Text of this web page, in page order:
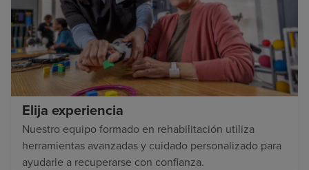
Elija experiencia
Nuestro equipo formado en rehabilitación utiliza
herramientas avanzadas y cuidado personalizado para
ayudarle a recuperarse con confianza.